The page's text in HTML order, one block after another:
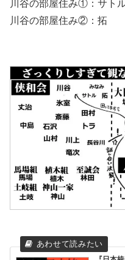
川谷の部屋住み①：サト
川谷の部屋住み②：拓